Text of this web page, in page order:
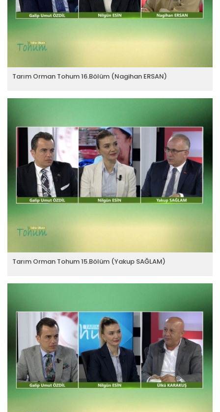
Tarım Orman Tohum 16.Bölüm (Nagihan ERSAN)
Tarım Orman Tohum 15.Bölüm (Yakup SAĞLAM)
Tarım Orman Tohum 7.Bölüm (Dr....
Devamını Oku ->
Tarım Orman Tohum 4.Bölüm...
Tarım Orman Tohum 5.Bölüm...